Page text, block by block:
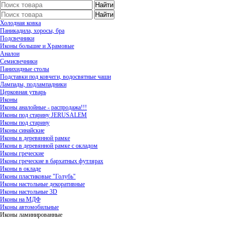
Холодная ковка
Паникадила, хоросы, бра
Подсвечники
Иконы большие и Храмовые
Аналои
Семисвечники
Панихидные столы
Подставки под ковчеги, водосвятные чаши
Лампады, подлампадники
Церковная утварь
Иконы
Иконы аналойные - распродажа!!!
Иконы под старину JERUSALEM
Иконы под старину
Иконы синайские
Иконы в деревянной рамке
Иконы в деревянной рамке с окладом
Иконы греческие
Иконы греческие в бархатных футлярах
Иконы в окладе
Иконы пластиковые "Голубь"
Иконы настольные декоративные
Иконы настольные 3D
Иконы на МДФ
Иконы автомобильные
Иконы ламинированные